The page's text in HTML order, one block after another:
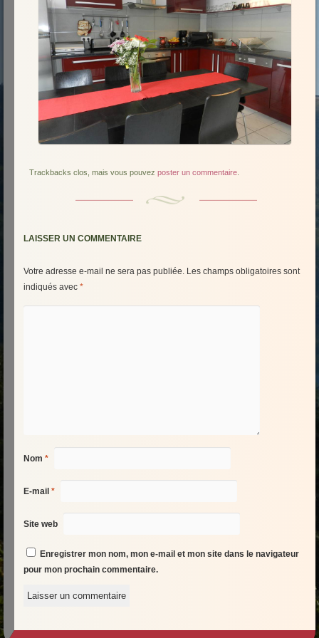
Trackbacks clos, mais vous pouvez poster un commentaire.
LAISSER UN COMMENTAIRE
Votre adresse e-mail ne sera pas publiée. Les champs obligatoires sont
indiqués avec *
Nom *
E-mail *
Site web
Enregistrer mon nom, mon e-mail et mon site dans le navigateur
pour mon prochain commentaire.